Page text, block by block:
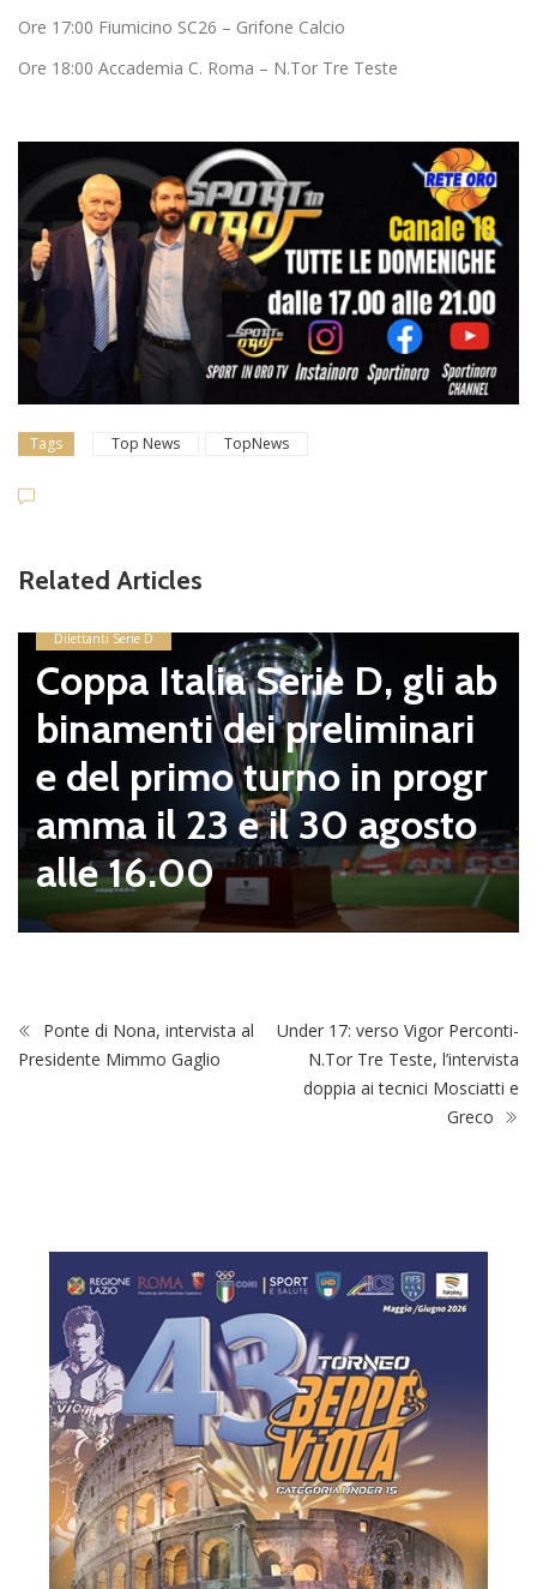
Ore 17:00 Fiumicino SC26 – Grifone Calcio
Ore 18:00 Accademia C. Roma – N.Tor Tre Teste
Tags Top News TopNews
Related Articles
Dilettanti Serie D
Coppa Italia Serie D, gli ab
binamenti dei preliminari
e del primo turno in progr
amma il 23 e il 30 agosto
alle 16.00
Ponte di Nona, intervista al
Presidente Mimmo Gaglio
Under 17: verso Vigor Perconti-
N.Tor Tre Teste, l’intervista
doppia ai tecnici Mosciatti e
Greco